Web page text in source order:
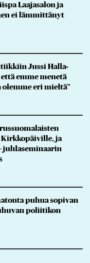
Laajasalon ja
ei lämmittänyt
Jussi Halla-
emme menetä
olemme eri mieltä”
Kirkkopäiville, ja
juhlaseminaarin
puhua sopivan
poliitikon